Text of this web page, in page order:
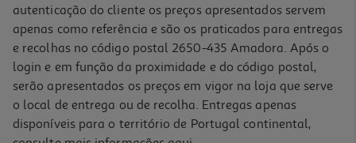
autenticação do cliente os preços apresentados servem
apenas como referência e são os praticados para entregas
e recolhas no código postal 2650-435 Amadora. Após o
login e em função da proximidade e do código postal,
serão apresentados os preços em vigor na loja que serve
o local de entrega ou de recolha. Entregas apenas
disponíveis para o território de Portugal continental,